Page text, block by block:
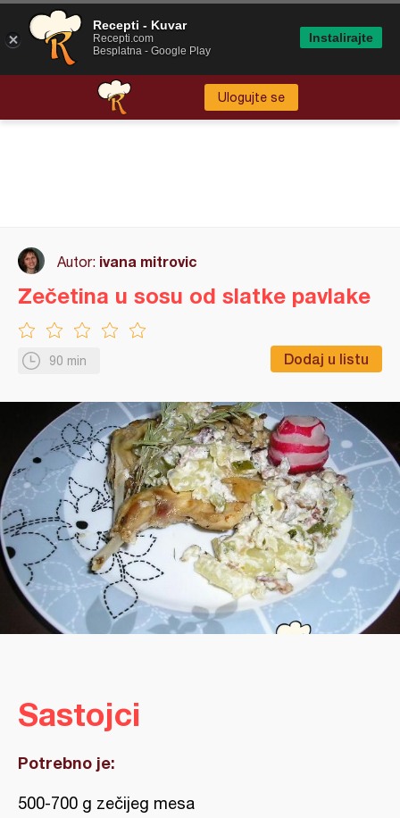
Ulogujte se
Autor: ivana mitrovic
90 min Dodaj u listu
Zečetina u sosu od slatke pavlake
Sastojci
Potrebno je:
500-700 g zečijeg mesa
Recepti - Kuvar
Recepti.com
Besplatna - Google Play
Instalirajte